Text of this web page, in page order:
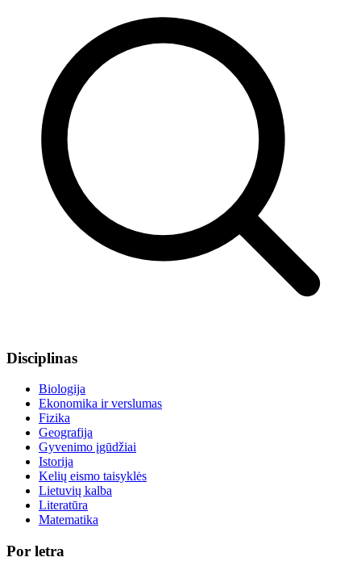
Disciplinas
Biologija
Ekonomika ir verslumas
Fizika
Geografija
Gyvenimo įgūdžiai
Istorija
Kelių eismo taisyklės
Lietuvių kalba
Literatūra
Matematika
Por letra